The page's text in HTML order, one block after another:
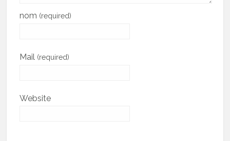
nom (required)
Mail (required)
Website